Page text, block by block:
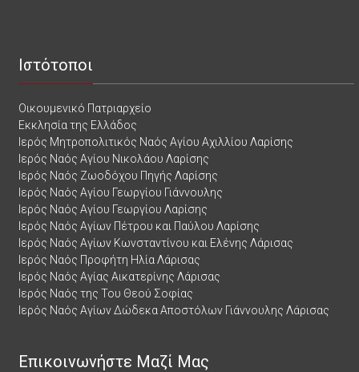
Ιστότοποι
Οικουμενικό Πατριαρχείο
Εκκλησία της Ελλάδος
Ιερός Μητροπολιτικός Ναός Αγίου Αχιλλίου Λαρίσης
Ιερός Ναός Αγίου Νικολάου Λαρίσης
Ιερός Ναός Ζωοδόχου Πηγής Λαρίσης
Ιερός Ναός Αγίου Γεωργίου Γιάννουλης
Ιερός Ναός Αγίου Γεωργίου Λαρίσης
Ιερός Ναός Αγίων Πέτρου και Παύλου Λαρίσης
Ιερός Ναός Αγίων Κωνσταντίνου και Ελένης Λάρισας
Ιερός Ναός Προφήτη Ηλία Λάρισας
Ιερός Ναός Αγίας Αικατερίνης Λάρισας
Ιερός Ναός της Του Θεού Σοφίας
Ιερός Ναός Αγίων Δώδεκα Αποστόλων Γιάννουλης Λάρισας
Επικοινωνήστε Μαζί Μας